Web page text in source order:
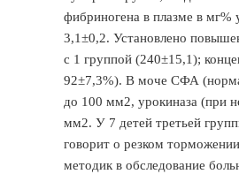
фибриногена в плазме в
3,1±0,2. Установлено
с 1 группой (240±15,1);
92±7,3%). В моче СФА
до 100 мм2, урокиназа (при
мм2. У 7 детей третьей
говорит о резком
методик в обследование